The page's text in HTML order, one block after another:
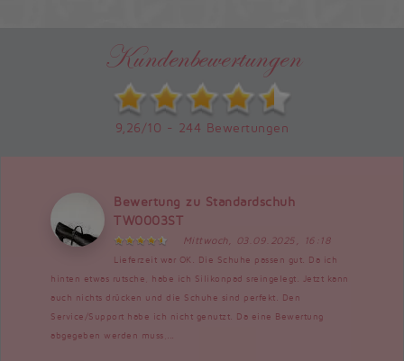
Kundenbewertungen
9,26/10 - 244 Bewertungen
Bewertung zu Standardschuh
TW0003ST
Mittwoch, 03.09.2025, 16:18
Lieferzeit war OK. Die Schuhe passen gut. Da ich
hinten etwas rutsche, habe ich Silikonpad sreingelegt. Jetzt kann
auch nichts drücken und die Schuhe sind perfekt. Den
Service/Support habe ich nicht genutzt. Da eine Bewertung
abgegeben werden muss,...